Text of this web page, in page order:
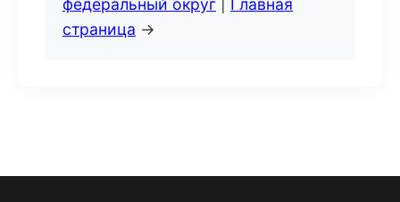
федеральный округ
Главная
страница →